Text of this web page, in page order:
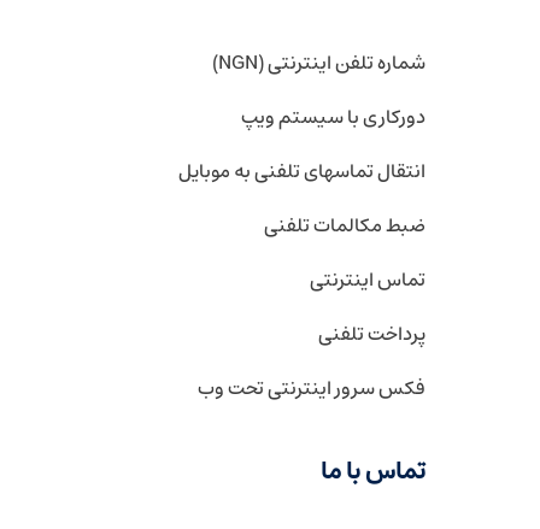
شماره تلفن اینترنتی (NGN)
دورکاری با سیستم ویپ
انتقال تماسهای تلفنی به موبایل
ضبط مکالمات تلفنی
تماس اینترنتی
پرداخت تلفنی
فکس سرور اینترنتی تحت وب
تماس با ما